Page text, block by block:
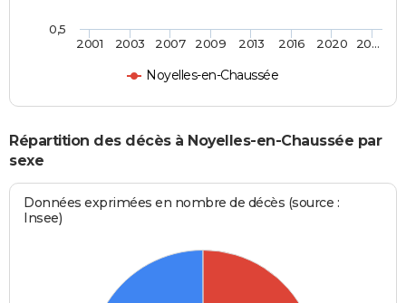
Noyelles-en-Chaussée
2001 2003 2007 2009 2013 2016 2020 20…
0,5
Répartition des décès à Noyelles-en-Chaussée par
sexe
Données exprimées en nombre de décès (source :
Insee)